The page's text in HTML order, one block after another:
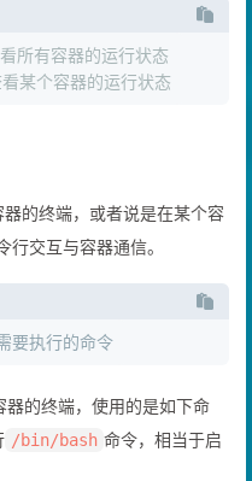
所有容器的运行状态
某个容器的运行状态
的终端，或者说是在某个容
行交互与容器通信。
执行的命令
器的终端，使用的是如下命
/bin/bash 命令，相当于启